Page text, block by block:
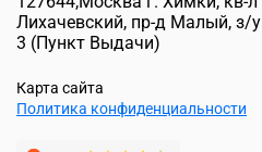
Лихачевский, пр-д Малый, з/у
3 (Пункт Выдачи)
Карта сайта
Политика конфиденциальности